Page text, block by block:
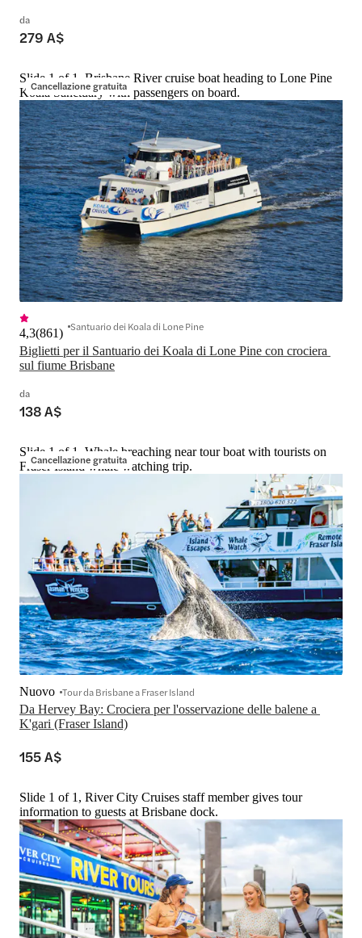
da
279 A$
Cancellazione gratuita
Slide 1 of 1, Brisbane River cruise boat heading to Lone Pine
Koala Sanctuary with passengers on board.
Biglietti per il Santuario dei Koala di Lone Pine con crociera
sul fiume Brisbane
4,3(861) Santuario dei Koala di Lone Pine
da
138 A$
Cancellazione gratuita
Slide 1 of 1, Whale breaching near tour boat with tourists on
Fraser Island whale watching trip.
Da Hervey Bay: Crociera per l'osservazione delle balene a
K'gari (Fraser Island)
Nuovo Tour da Brisbane a Fraser Island
155 A$
Slide 1 of 1, River City Cruises staff member gives tour
information to guests at Brisbane dock.